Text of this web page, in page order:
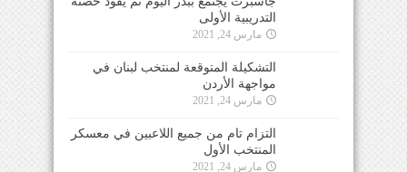
التدريبية الأولى
مارس 24, 2021
التشكيلة المتوقعة لمنتخب لبنان في
مواجهة الأردن
مارس 24, 2021
التزام تام من جميع اللاعبين في معسكر
المنتخب الأول
مارس 24, 2021